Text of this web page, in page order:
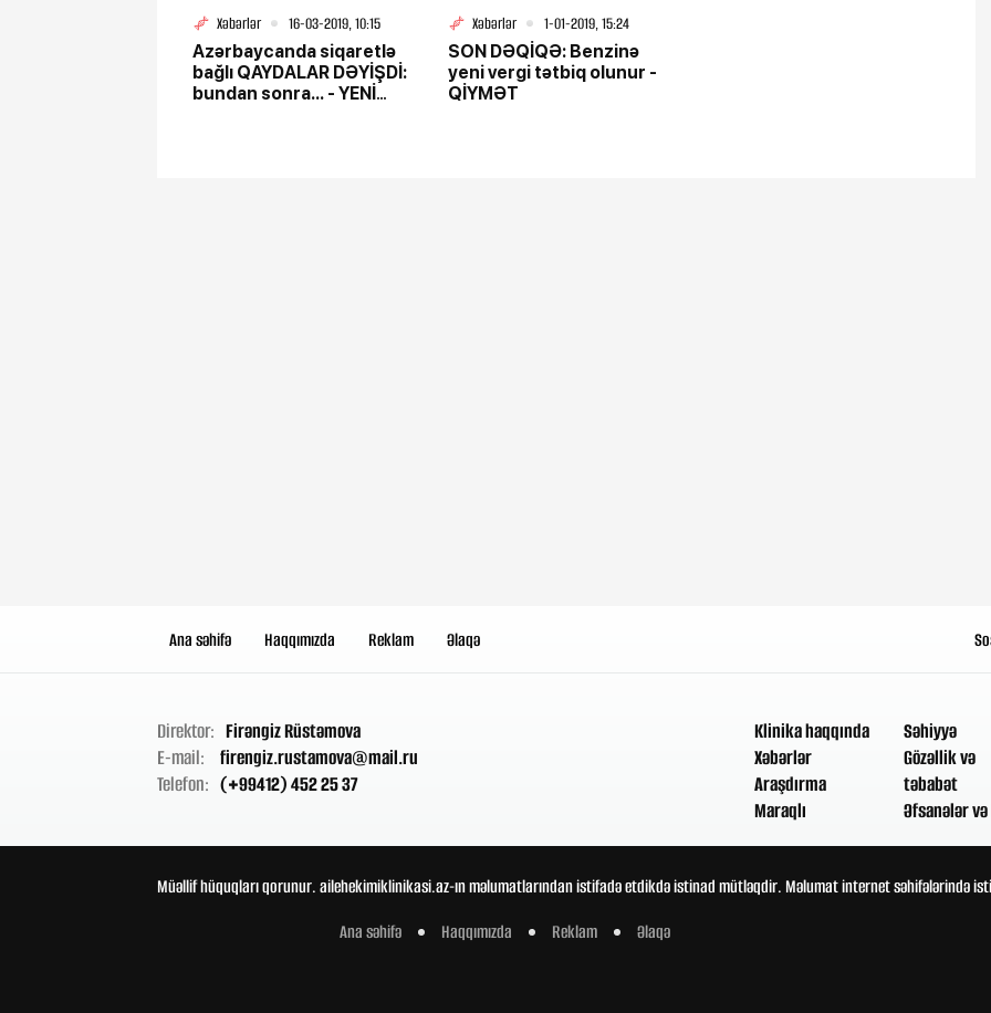
Xəbərlər
16-03-2019, 10:15
Azərbaycanda siqaretlə
bağlı QAYDALAR DƏYİŞDİ:
bundan sonra... - YENİ
Xəbərlər
1-01-2019, 15:24
​SON DƏQİQƏ: Benzinə
yeni vergi tətbiq olunur -
QİYMƏT
Ana səhifə Haqqımızda Reklam Əlaqə
Direktor: Firəngiz Rüstəmova
E-mail:
firengiz.rustamova@mail.ru
Telefon: (+99412) 452 25 37
Klinika haqqında
Xəbərlər
Araşdırma
Maraqlı
Səhiyyə
Gözəllik və
təbabət
Əfsanələr
Müəllif hüquqları qorunur. ailehekimiklinikasi.az-ın məlumatlarından istifadə etdikdə istinad mütləqdir. Məlumat internet səhifələrində
Ana səhifə
Haqqımızda Reklam Əlaqə